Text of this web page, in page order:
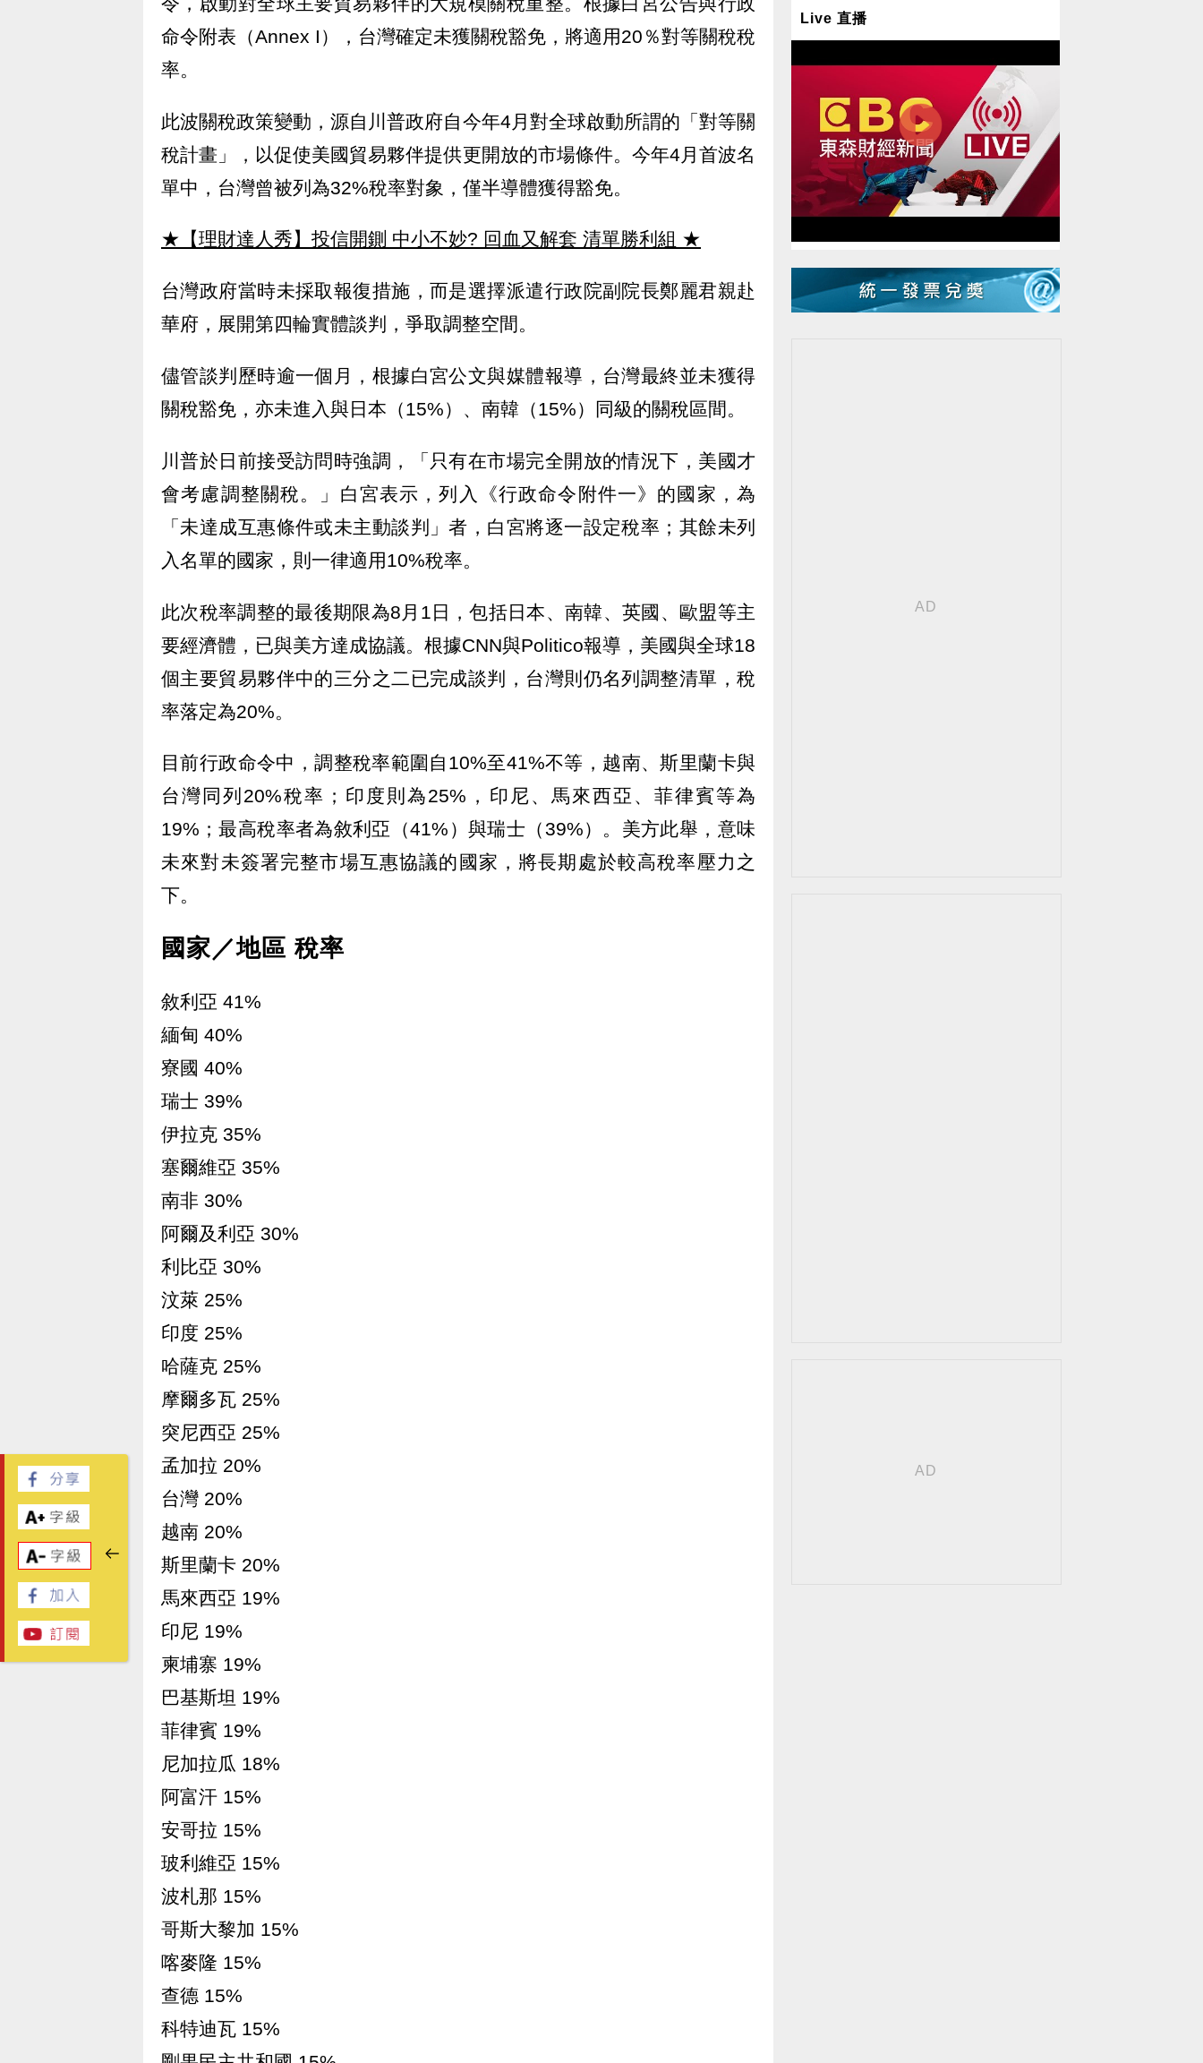
命令附表（Annex I），台灣確定未獲關稅豁免，將適用20％對等關稅稅
率。
此波關稅政策變動，源自川普政府自今年4月對全球啟動所謂的「對等關
稅計畫」，以促使美國貿易夥伴提供更開放的市場條件。今年4月首波名
單中，台灣曾被列為32%稅率對象，僅半導體獲得豁免。
★【理財達人秀】投信開鍘 中小不妙? 回血又解套 清單勝利組 ★
台灣政府當時未採取報復措施，而是選擇派遣行政院副院長鄭麗君親赴
華府，展開第四輪實體談判，爭取調整空間。
儘管談判歷時逾一個月，根據白宮公文與媒體報導，台灣最終並未獲得
關稅豁免，亦未進入與日本（15%）、南韓（15%）同級的關稅區間。
川普於日前接受訪問時強調，「只有在市場完全開放的情況下，美國才
會考慮調整關稅。」白宮表示，列入《行政命令附件一》的國家，為
「未達成互惠條件或未主動談判」者，白宮將逐一設定稅率；其餘未列
入名單的國家，則一律適用10%稅率。
此次稅率調整的最後期限為8月1日，包括日本、南韓、英國、歐盟等主
要經濟體，已與美方達成協議。根據CNN與Politico報導，美國與全球18
個主要貿易夥伴中的三分之二已完成談判，台灣則仍名列調整清單，稅
率落定為20%。
目前行政命令中，調整稅率範圍自10%至41%不等，越南、斯里蘭卡與
台灣同列20%稅率；印度則為25%，印尼、馬來西亞、菲律賓等為
19%；最高稅率者為敘利亞（41%）與瑞士（39%）。美方此舉，意味
未來對未簽署完整市場互惠協議的國家，將長期處於較高稅率壓力之
下。
國家／地區 稅率
敘利亞 41%
緬甸 40%
寮國 40%
瑞士 39%
伊拉克 35%
塞爾維亞 35%
南非 30%
阿爾及利亞 30%
利比亞 30%
汶萊 25%
印度 25%
哈薩克 25%
摩爾多瓦 25%
突尼西亞 25%
孟加拉 20%
台灣 20%
越南 20%
斯里蘭卡 20%
馬來西亞 19%
印尼 19%
柬埔寨 19%
巴基斯坦 19%
菲律賓 19%
尼加拉瓜 18%
阿富汗 15%
安哥拉 15%
玻利維亞 15%
波札那 15%
哥斯大黎加 15%
喀麥隆 15%
查德 15%
科特迪瓦 15%
Live 直播